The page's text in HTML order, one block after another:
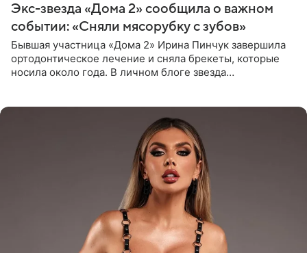
Экс-звезда «Дома 2» сообщила о важном
событии: «Сняли мясорубку с зубов»
Бывшая участница «Дома 2» Ирина Пинчук завершила
ортодонтическое лечение и сняла брекеты, которые
носила около года. В личном блоге звезда